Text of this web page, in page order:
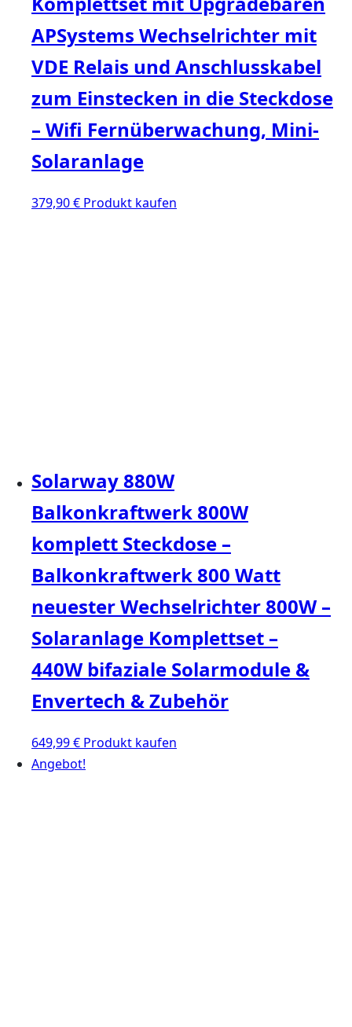
APSystems Wechselrichter mit
VDE Relais und Anschlusskabel
zum Einstecken in die Steckdose
– Wifi Fernüberwachung, Mini-
Solaranlage
379,90€ Produkt kaufen
Solarway 880W
Balkonkraftwerk 800W
komplett Steckdose –
Balkonkraftwerk 800 Watt
neuester Wechselrichter 800W –
Solaranlage Komplettset –
440W bifaziale Solarmodule &
Envertech & Zubehör
649,99€ Produkt kaufen
Angebot!